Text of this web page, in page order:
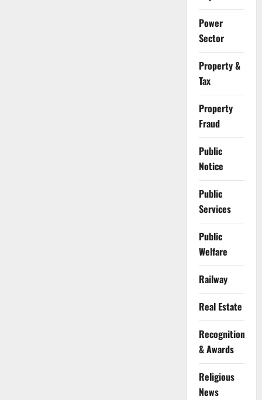
Power
Sector
Property &
Tax
Property
Fraud
Public
Notice
Public
Services
Public
Welfare
Railway
Real Estate
Recognition
& Awards
Religious
News